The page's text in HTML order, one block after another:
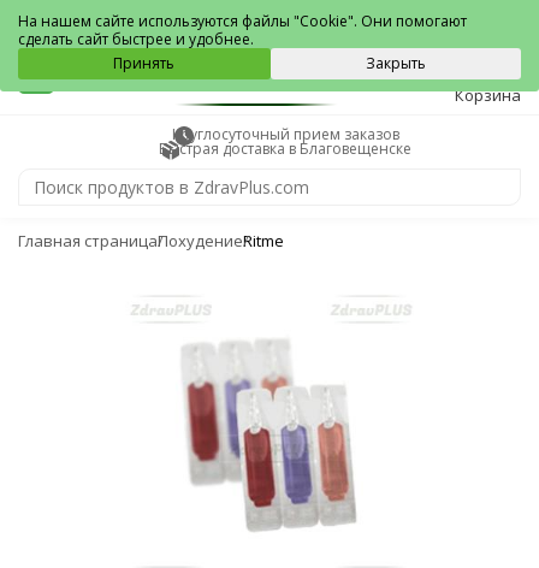
Благовещенск
0
Корзина
Круглосуточный прием заказов
Быстрая доставка в Благовещенске
Главная страницаПохудениеRitme
На нашем сайте используются файлы "Cookie". Они помогают
сделать сайт быстрее и удобнее.
Принять
Закрыть